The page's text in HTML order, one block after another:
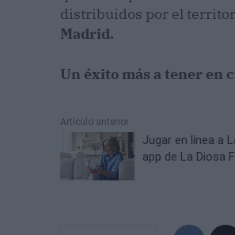
distribuidos por el
Madrid.
Un éxito más a tener en
Artículo anterior
Jugar en línea a
app de La Diosa